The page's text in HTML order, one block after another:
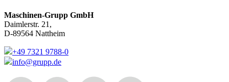
Maschinen-Grupp GmbH
Daimlerstr. 21,
D-89564 Nattheim
+49 7321 9788-0
info@grupp.de